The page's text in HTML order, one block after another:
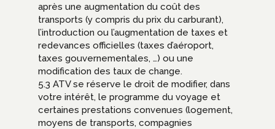
après une augmentation du coût des
transports (y compris du prix du carburant),
l’introduction ou l’augmentation de taxes et
redevances officielles (taxes d’aéroport,
taxes gouvernementales, …) ou une
modification des taux de change.
5.3 ATV se réserve le droit de modifier, dans
votre intérêt, le programme du voyage et
certaines prestations convenues (logement,
moyens de transports, compagnies